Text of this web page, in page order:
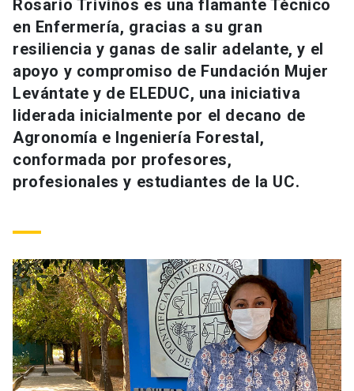
Estudiantes
Académicos
Personal
Alumni launch
Padres y familia
ACCESOS DIRECTOS
Admisión launch
Mi Cuenta UC
Correo UC launch
Mi Portal UC launch
Biblioteca
Donaciones
Rosario Triviños es una flamante Técnico
en Enfermería, gracias a su gran
resiliencia y ganas de salir adelante, y el
apoyo y compromiso de Fundación Mujer
Levántate y de ELEDUC, una iniciativa
liderada inicialmente por el decano de
Agronomía e Ingeniería Forestal,
conformada por profesores,
profesionales y estudiantes de la UC.